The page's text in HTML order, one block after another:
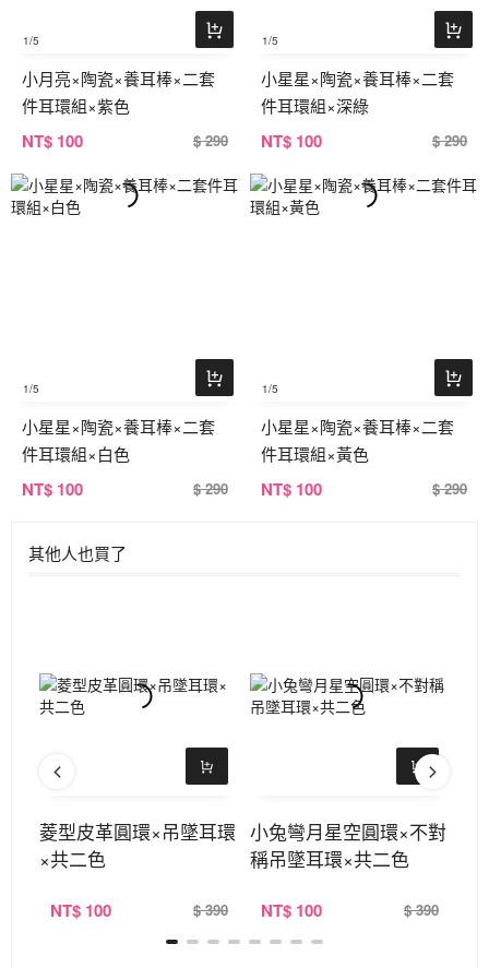
1/5
小月亮×陶瓷×養耳棒×二套
件耳環組×紫色
NT$ 100 $ 290
1/5
小星星×陶瓷×養耳棒×二套
件耳環組×深綠
NT$ 100 $ 290
1/5
小星星×陶瓷×養耳棒×二套
件耳環組×白色
NT$ 100 $ 290
1/5
小星星×陶瓷×養耳棒×二套
件耳環組×黃色
NT$ 100 $ 290
其他人也買了
菱型皮革圓環×吊墜耳環
×共二色
NT$ 100 $ 390
小兔彎月星空圓環×不對
稱吊墜耳環×共二色
NT$ 100 $ 390